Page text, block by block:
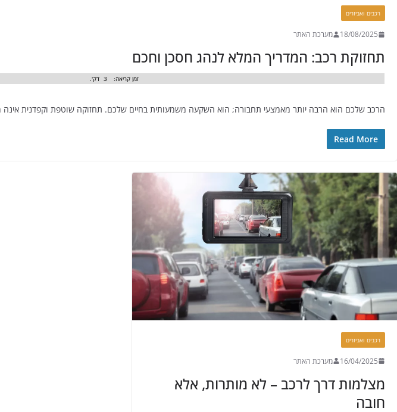
רכבים ואביזרים
18/08/2025 מערכת האתר
תחזוקת רכב: המדריך המלא לנהג חסכן וחכם
זמן קריאה: 3 דק'.
הרכב שלכם הוא הרבה יותר מאמצעי תחבורה; הוא השקעה משמעותית בחיים שלכם. תחזוקה שוטפת וקפדנית אינה
Read More
רכבים ואביזרים
16/04/2025 מערכת האתר
מצלמות דרך לרכב – לא מותרות, אלא
חובה